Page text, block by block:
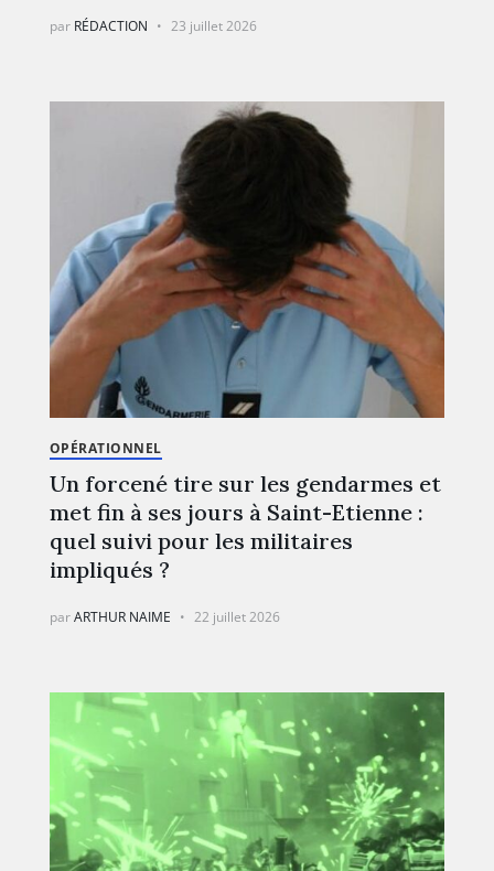
par RÉDACTION 23 juillet 2026
OPÉRATIONNEL
Un forcené tire sur les gendarmes et
met fin à ses jours à Saint-Etienne :
quel suivi pour les militaires
impliqués ?
parARTHUR NAIME 22 juillet 2026